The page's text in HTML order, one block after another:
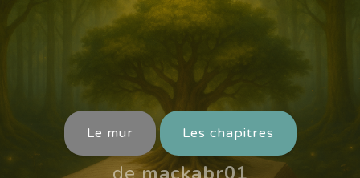
Le mur Les chapitres